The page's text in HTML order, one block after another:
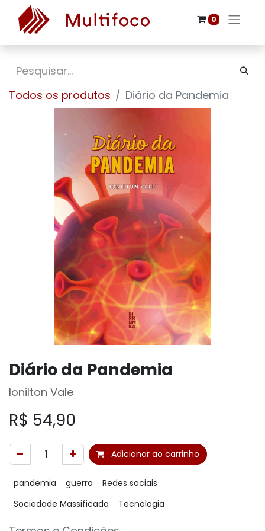
0
Todos os produtos Diário da Pandemia
Diário da Pandemia
Ionilton Vale
R$ 54,90
Adicionar ao carrinho
pandemia guerra
Redes sociais
Sociedade Massificada
Tecnologia